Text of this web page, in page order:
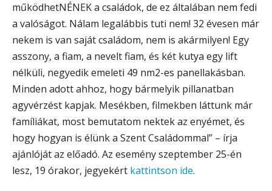
működhetNÉNEK a családok, de ez általában nem fedi
a valóságot. Nálam legalábbis tuti nem! 32 évesen már
nekem is van saját családom, nem is akármilyen! Egy
asszony, a fiam, a nevelt fiam, és két kutya egy lift
nélküli, negyedik emeleti 49 nm2-es panellakásban.
Minden adott ahhoz, hogy bármelyik pillanatban
agyvérzést kapjak. Mesékben, filmekben láttunk már
famíliákat, most bemutatom nektek az enyémet, és
hogy hogyan is élünk a Szent Családommal” – írja
ajánlóját az előadó. Az esemény szeptember 25-én
lesz, 19 órakor, jegyekért kattintson ide.